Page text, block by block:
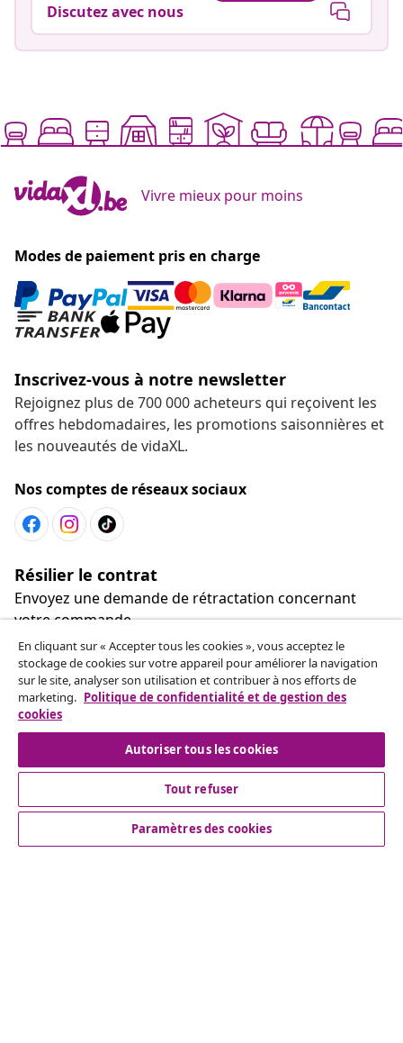
Discutez avec nous
Vivre mieux pour moins
Modes de paiement pris en charge
Inscrivez-vous à notre newsletter
Rejoignez plus de 700 000 acheteurs qui reçoivent les
offres hebdomadaires, les promotions saisonnières et
les nouveautés de vidaXL.
Nos comptes de réseaux sociaux
Résilier le contrat
Envoyez une demande de rétractation concernant
votre commande.
Résilier le contrat
Service Clients
vidaXL
En cliquant sur « Accepter tous les cookies », vous acceptez le
stockage de cookies sur votre appareil pour améliorer la navigation
sur le site, analyser son utilisation et contribuer à nos efforts de
marketing. Politique de confidentialité et de gestion des
cookies
Autoriser tous les cookies
Tout refuser
Paramètres des cookies